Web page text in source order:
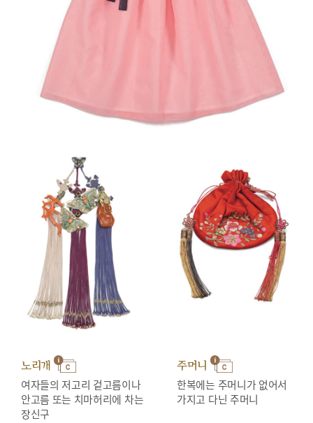
노리개
여자들의 저고리 겉고름이나
안고름 또는 치마허리에 차는
장신구
주머니
한복에는 주머니가 없어서
가지고 다닌 주머니